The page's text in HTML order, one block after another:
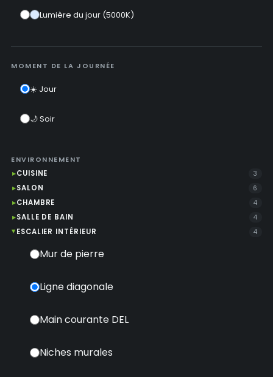
ENVIRONNEMENT
CUISINE
3
SALON 6
CHAMBRE 4
SALLE DE BAIN 4
ESCALIER INTÉRIEUR 4
Mur de pierre
Ligne diagonale
Main courante DEL
Niches murales
Lumière du jour (5000K)
MOMENT DE LA JOURNÉE
☀️ Jour
🌙 Soir